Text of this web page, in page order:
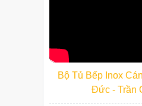
Bộ Tủ Bếp Inox
Đức - Trần